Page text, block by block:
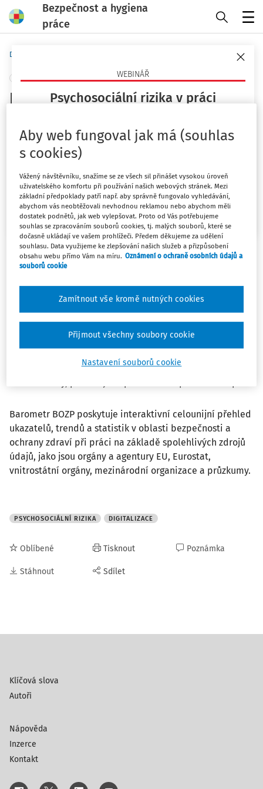
Bezpečnost a hygiena
práce
WEBINÁŘ
Psychosociální rizika v práci
(ČR/EU)?
Mgr. Lucie Kyselová
Chci více informací
Domů
+ PŘIDAT VLASTNÍ
Nástroj pro vizualizaci dat -
EU-OSHA
Vydáno:15. 12. 2025
1 minuta čtení
Agentura EU-OSHA rozšiřuje svůjBarometr BOZP, který
nyní obsahuje nové údaje o tématech psychosociálních
rizik a rizik souvisejících s digitalizací, které vycházejí z
nedávného průzkumu Situace v oblasti BOZP 2025.
Seznamte se s trendy hlášenými pracovníky týkajícími se
časového tlaku, nedostatečné komunikace, nejistoty
zaměstnání a dalších oblastí. Podívejte se, jak jsou tyto
výzvy řešeny prostřednictvím osvětových kampaní,
odborné přípravy a poradenství v různých zemích EU.
Prozkoumejte, jak digitalizace ovlivňuje psychosociální
zjistěte, jak se technologie, jako jsou chytré telefony
Barometr BOZP poskytuje interaktivní celounijní přehled
ukazatelů, trendů a statistik v oblasti bezpečnosti a
ochrany zdraví při práci na základě spolehlivých zdrojů
údajů, jako jsou orgány a agentury EU, Eurostat,
vnitrostátní orgány, mezinárodní organizace a průzkumy.
PSYCHOSOCIÁLNÍ RIZIKA DIGITALIZACE
Oblíbené
Stáhnout
Tisknout
Sdílet
Poznámka
Klíčová slova
Autoři
Nápověda
Inzerce
Kontakt
Aby web fungoval jak má (souhlas
s cookies)
Vážený návštěvníku, snažíme se ze všech sil přinášet vysokou úroveň
uživatelského komfortu při používání našich webových stránek. Mezi
základní předpoklady patří např. aby správně fungovalo vyhledávání,
abychom vás neobtěžovali nevhodnou reklamou nebo abychom měli
dostatek podnětů, jak web vylepšovat. Proto od Vás potřebujeme
souhlas se zpracováním souborů cookies, tj. malých souborů, které se
dočasně ukládají ve vašem prohlížeči. Předem děkujeme za udělení
souhlasu. Data využijeme ke zlepšování našich služeb a přizpůsobení
obsahu webu přímo Vám na míru. Oznámení o ochraně osobních údajů a
souborů cookie
Nastavení souborů cookie
Zamítnout vše kromě nutných cookies
Přijmout všechny soubory cookie